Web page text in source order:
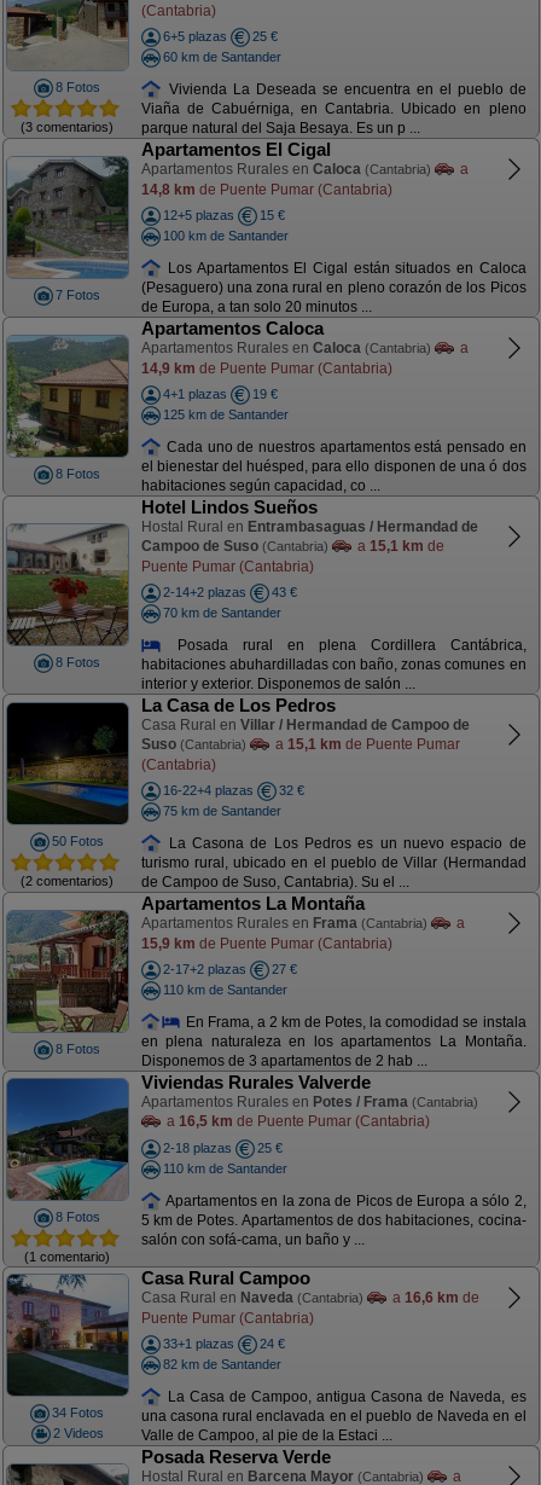
8 Fotos
(3 comentarios)
(Cantabria)
6+5 plazas
25 €
60 km de Santander
Vivienda La Deseada se encuentra en el pueblo de
Viaña de Cabuérniga, en Cantabria. Ubicado en pleno
parque natural del Saja Besaya. Es un p ...
7 Fotos
Apartamentos El Cigal
Apartamentos Rurales en Caloca (Cantabria)
a
14,8 km de Puente Pumar (Cantabria)
12+5 plazas
15 €
100 km de Santander
Los Apartamentos El Cigal están situados en Caloca
(Pesaguero) una zona rural en pleno corazón de los Picos
de Europa, a tan solo 20 minutos ...
8 Fotos
Apartamentos Caloca
Apartamentos Rurales en Caloca (Cantabria)
a
14,9 km de Puente Pumar (Cantabria)
4+1 plazas
19 €
125 km de Santander
Cada uno de nuestros apartamentos está pensado en
el bienestar del huésped, para ello disponen de una ó dos
habitaciones según capacidad, co ...
8 Fotos
Hotel Lindos Sueños
Hostal Rural en Entrambasaguas / Hermandad de
Campoo de Suso (Cantabria) a 15,1 km de
Puente Pumar (Cantabria)
2-14+2 plazas
43 €
70 km de Santander
Posada rural en plena Cordillera Cantábrica,
habitaciones abuhardilladas con baño, zonas comunes en
interior y exterior. Disponemos de salón ...
50 Fotos
(2 comentarios)
La Casa de Los Pedros
Casa Rural en Villar / Hermandad de Campoo de
Suso (Cantabria) a 15,1 km de Puente Pumar
(Cantabria)
16-22+4 plazas
32 €
75 km de Santander
La Casona de Los Pedros es un nuevo espacio de
turismo rural, ubicado en el pueblo de Villar (Hermandad
de Campoo de Suso, Cantabria). Su el ...
8 Fotos
Apartamentos La Montaña
Apartamentos Rurales en Frama (Cantabria)
a
15,9 km de Puente Pumar (Cantabria)
2-17+2 plazas
27 €
110 km de Santander
En Frama, a 2 km de Potes, la comodidad se instala
en plena naturaleza en los apartamentos La Montaña.
Disponemos de 3 apartamentos de 2 hab ...
8 Fotos
(1 comentario)
Viviendas Rurales Valverde
Apartamentos Rurales en Potes / Frama (Cantabria)
a 16,5 km de Puente Pumar (Cantabria)
2-18 plazas
25 €
110 km de Santander
Apartamentos en la zona de Picos de Europa a sólo 2,
5 km de Potes. Apartamentos de dos habitaciones, cocina-
salón con sofá-cama, un baño y ...
34 Fotos
2 Videos
Casa Rural Campoo
Casa Rural en Naveda (Cantabria) a 16,6 km de
Puente Pumar (Cantabria)
33+1 plazas
24 €
82 km de Santander
La Casa de Campoo, antigua Casona de Naveda, es
una casona rural enclavada en el pueblo de Naveda en el
Valle de Campoo, al pie de la Estaci ...
Posada Reserva Verde
Hostal Rural en Barcena Mayor (Cantabria) a